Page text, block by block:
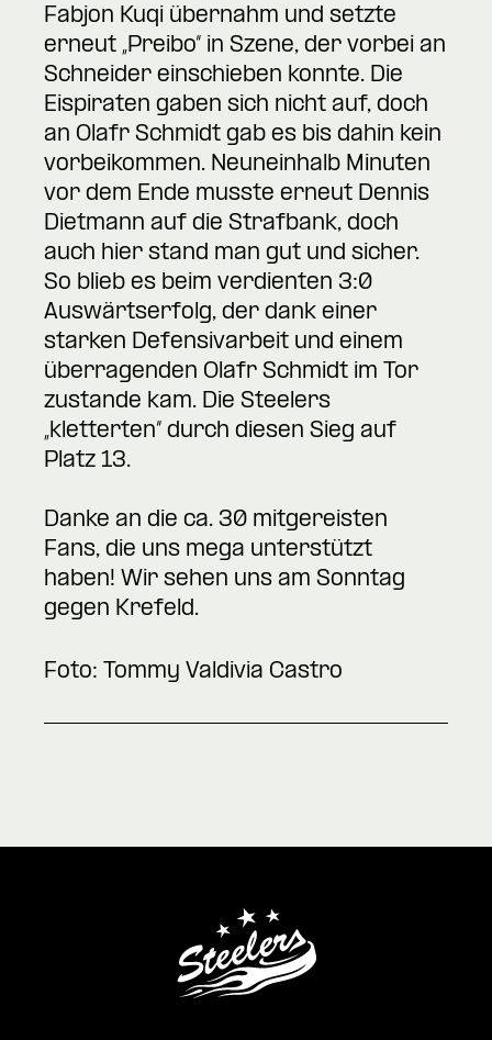
Fabjon Kuqi übernahm und setzte
erneut „Preibo“ in Szene, der vorbei an
Schneider einschieben konnte. Die
Eispiraten gaben sich nicht auf, doch
an Olafr Schmidt gab es bis dahin kein
vorbeikommen. Neuneinhalb Minuten
vor dem Ende musste erneut Dennis
Dietmann auf die Strafbank, doch
auch hier stand man gut und sicher.
So blieb es beim verdienten 3:0
Auswärtserfolg, der dank einer
starken Defensivarbeit und einem
überragenden Olafr Schmidt im Tor
zustande kam. Die Steelers
„kletterten“ durch diesen Sieg auf
Platz 13.
Danke an die ca. 30 mitgereisten
Fans, die uns mega unterstützt
haben! Wir sehen uns am Sonntag
gegen Krefeld.
Foto: Tommy Valdivia Castro